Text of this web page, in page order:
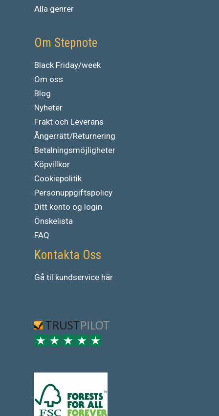
Alla genrer
Om Stepnote
Black Friday/week
Om oss
Blog
Nyheter
Frakt och Leverans
Ångerrätt/Returnering
Betalningsmöjligheter
Köpvillkor
Cookiepolitik
Personuppgiftspolicy
Ditt konto og login
Önskelista
FAQ
Kontakta Oss
Gå til kundservice här